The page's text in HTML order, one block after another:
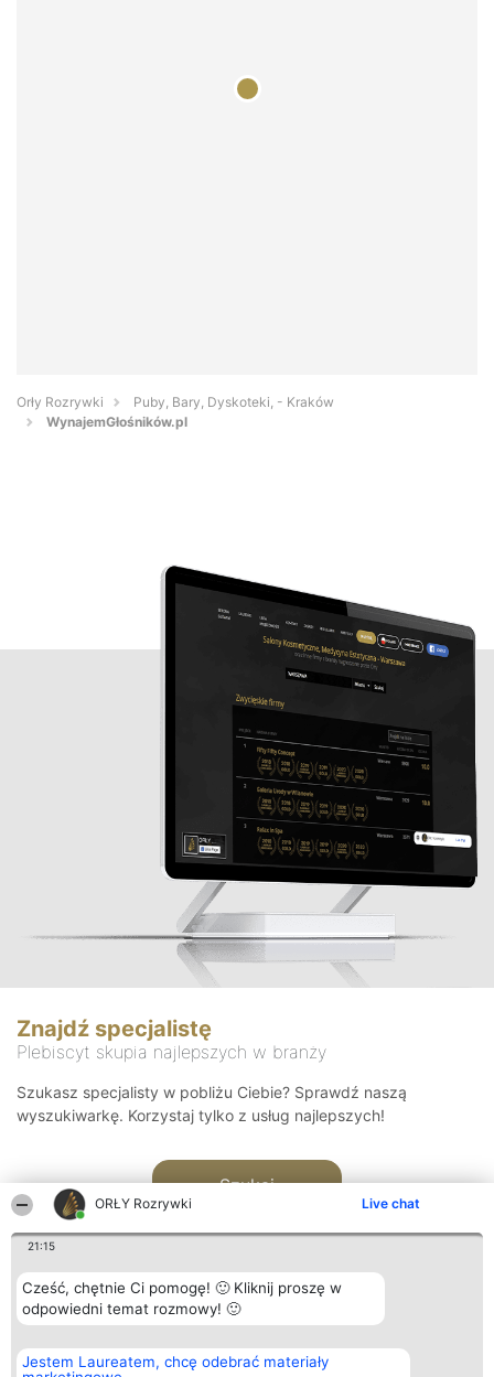
ORŁY Rozrywki Live chat
21:15
Cześć, chętnie Ci pomogę! 🙂 Kliknij proszę w
odpowiedni temat rozmowy! 🙂
Jestem Laureatem, chcę odebrać materiały
Orły Rozrywki
Puby, Bary, Dyskoteki, - Kraków
WynajemGłośników.pl
Znajdź specjalistę
Plebiscyt skupia najlepszych w branży
Szukasz specjalisty w pobliżu Ciebie? Sprawdź naszą
wyszukiwarkę. Korzystaj tylko z usług najlepszych!
Szukaj
Organizator plebiscytu
Bright Side Solutions sp. z o.
Plebiscyt
Laureaci
Kontakt
Kontakt